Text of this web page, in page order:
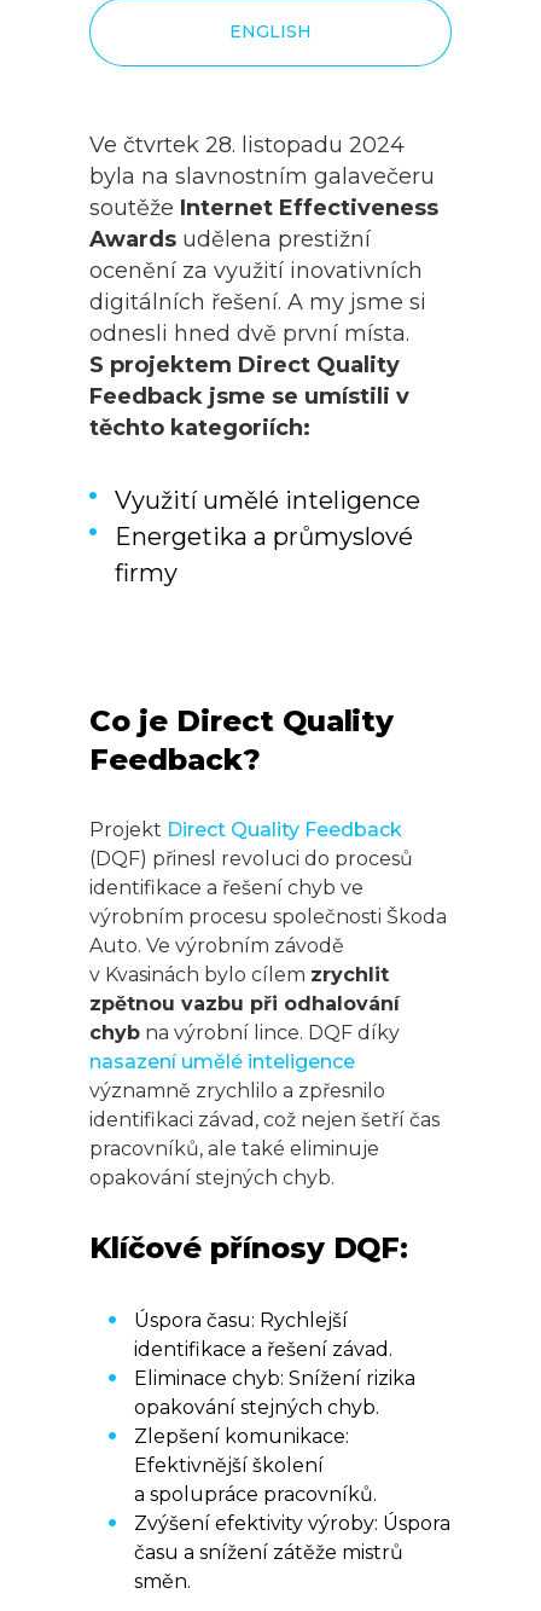
ENGLISH
Ve čtvrtek 28. listopadu 2024
byla na slavnostním galavečeru
soutěže Internet Effectiveness
Awards udělena prestižní
ocenění za využití inovativních
digitálních řešení. A my jsme si
odnesli hned dvě první místa.
S projektem Direct Quality
Feedback jsme se umístili v
těchto kategoriích:
Využití umělé inteligence
Energetika a průmyslové
firmy
Co je Direct Quality
Feedback?
Projekt Direct Quality Feedback
(DQF) přinesl revoluci do procesů
identifikace a řešení chyb ve
výrobním procesu společnosti Škoda
Auto. Ve výrobním závodě
v Kvasinách bylo cílem zrychlit
zpětnou vazbu při odhalování
chyb na výrobní lince. DQF díky
nasazení umělé inteligence
významně zrychlilo a zpřesnilo
identifikaci závad, což nejen šetří čas
pracovníků, ale také eliminuje
opakování stejných chyb.
Klíčové přínosy DQF:
Úspora času: Rychlejší
identifikace a řešení závad.
Eliminace chyb: Snížení rizika
opakování stejných chyb.
Zlepšení komunikace:
Efektivnější školení
a spolupráce pracovníků.
Zvýšení efektivity výroby: Úspora
času a snížení zátěže mistrů
směn.